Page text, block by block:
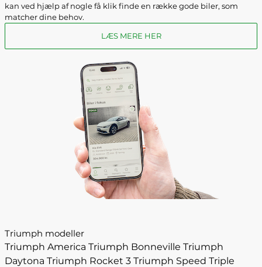
kan ved hjælp af nogle få klik finde en række gode biler, som
matcher dine behov.
LÆS MERE HER
Triumph modeller
Triumph America Triumph Bonneville Triumph
Daytona Triumph Rocket 3 Triumph Speed Triple